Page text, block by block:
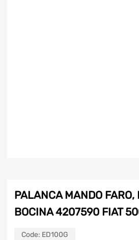
PALANCA MANDO FARO,
BOCINA 4207590 FIAT
Code: ED100G